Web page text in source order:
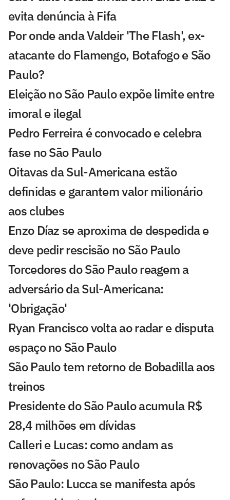
evita denúncia à Fifa
Por onde anda Valdeir 'The Flash', ex-
atacante do Flamengo, Botafogo e São
Paulo?
Eleição no São Paulo expõe limite entre
imoral e ilegal
Pedro Ferreira é convocado e celebra
fase no São Paulo
Oitavas da Sul-Americana estão
definidas e garantem valor milionário
aos clubes
Enzo Díaz se aproxima de despedida e
deve pedir rescisão no São Paulo
Torcedores do São Paulo reagem a
adversário da Sul-Americana:
'Obrigação'
Ryan Francisco volta ao radar e disputa
espaço no São Paulo
São Paulo tem retorno de Bobadilla aos
treinos
Presidente do São Paulo acumula R$
28,4 milhões em dívidas
Calleri e Lucas: como andam as
renovações no São Paulo
São Paulo: Lucca se manifesta após